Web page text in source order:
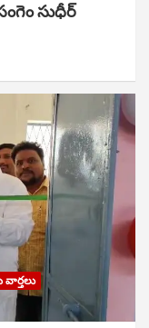
సుధీర్
వార్తలు